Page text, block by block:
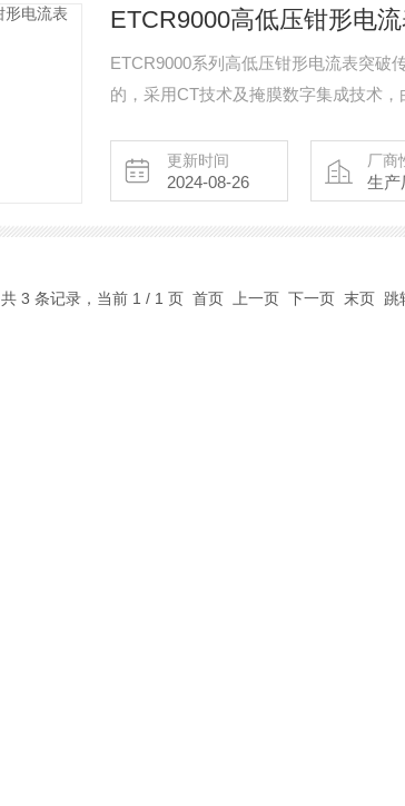
ETCR9000高低压钳形电
ETCR9000系列高低压钳形电流表突破
的，采用CT技术及掩膜数字集成技术
若不使用绝缘杆，还可以当作高精度低
电流或漏电流。ETCR9000系列钳头与
更新时间
2024-08-26
厂商
生产
共 3 条记录，当前 1 / 1 页 首页 上一页 下一页 末页 跳